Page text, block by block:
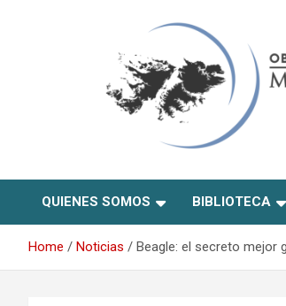
Observatorio
Río Negro
QUIENES SOMOS BIBLIOTECA
Home Noticias Beagle: el secreto mejor